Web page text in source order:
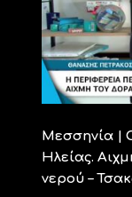
Μεσσηνία |
Ηλείας.
νερού –